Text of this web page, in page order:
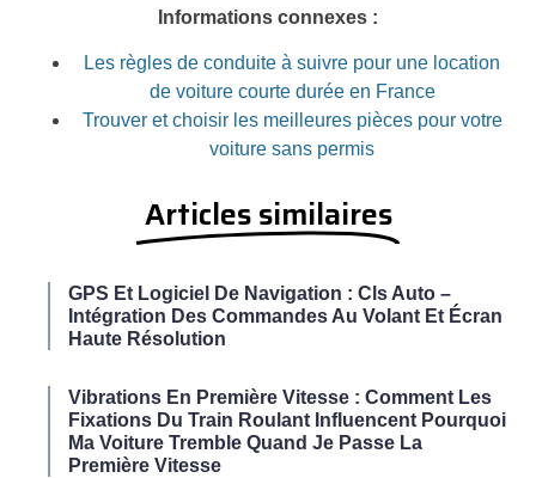
Informations connexes :
Les règles de conduite à suivre pour une location
de voiture courte durée en France
Trouver et choisir les meilleures pièces pour votre
voiture sans permis
Articles similaires
GPS Et Logiciel De Navigation : Cls Auto –
Intégration Des Commandes Au Volant Et Écran
Haute Résolution
Vibrations En Première Vitesse : Comment Les
Fixations Du Train Roulant Influencent Pourquoi
Ma Voiture Tremble Quand Je Passe La
Première Vitesse